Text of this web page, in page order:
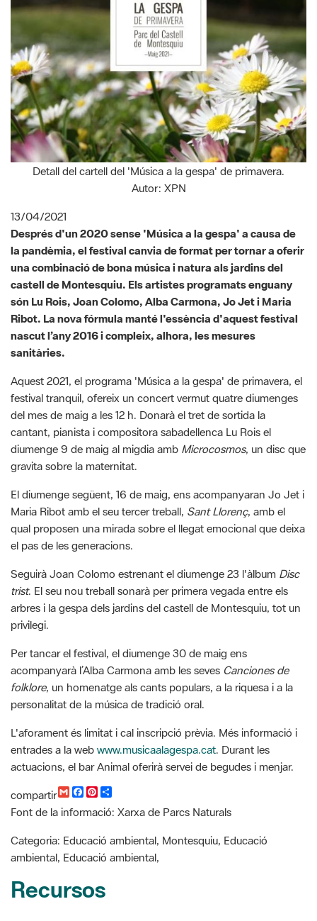
Detall del cartell del 'Música a la gespa' de primavera.
Autor: XPN
13/04/2021
Després d'un 2020 sense 'Música a la gespa' a causa de
una combinació de bona música i natura als jardins del
castell de Montesquiu. Els artistes programats enguany
són Lu Rois, Joan Colomo, Alba Carmona, Jo Jet i Maria
Ribot. La nova fórmula manté l'essència d'aquest festival
nascut l’any 2016 i compleix, alhora, les mesures
sanitàries.​​​​​​​
Aquest 2021, el programa 'Música a la gespa' de primavera, el
festival tranquil, ofereix un concert vermut quatre diumenges
cantant, pianista i compositora sabadellenca Lu Rois el
diumenge 9 de maig al migdia ambMicrocosmos , un disc que
gravita sobre la maternitat.
El diumenge següent, 16 de maig, ens acompanyaran Jo Jet i
Maria Ribot amb el seu tercer treball,
qual proposen una mirada sobre el llegat emocional que deixa
el pas de les generacions.
Seguirà Joan Colomo estrenant el diumenge 23 l'àlbum
Disc
trist
. El seu nou treball sonarà per primera vegada entre els
arbres i la gespa dels jardins del castell de Montesquiu, tot un
privilegi.
Per tancar el festival, el diumenge 30 de maig ens
acompanyarà l’Alba Carmona amb les seves
Canciones de
folklore
personalitat de la música de tradició oral.
L'aforament és limitat i cal inscripció prèvia. Més informació i
entrades a la web
www.musicaalagespa.cat
. Durant les
actuacions, el bar Animal oferirà servei de begudes i menjar. ​
compartir
G
m
a
i
F
a
c
e
b
o
o
k
P
i
n
t
e
r
e
s
C
o
m
p
t
i
Font de la informació: Xarxa de Parcs Naturals
Categoria: Educació ambiental, Montesquiu, Educació
ambiental, Educació ambiental,
Recursos